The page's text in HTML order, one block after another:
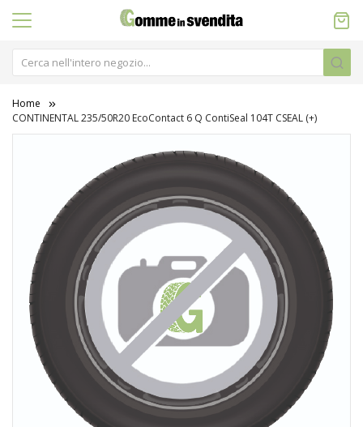
Home
CONTINENTAL 235/50R20 EcoContact 6 Q ContiSeal 104T CSEAL (+)
immagini